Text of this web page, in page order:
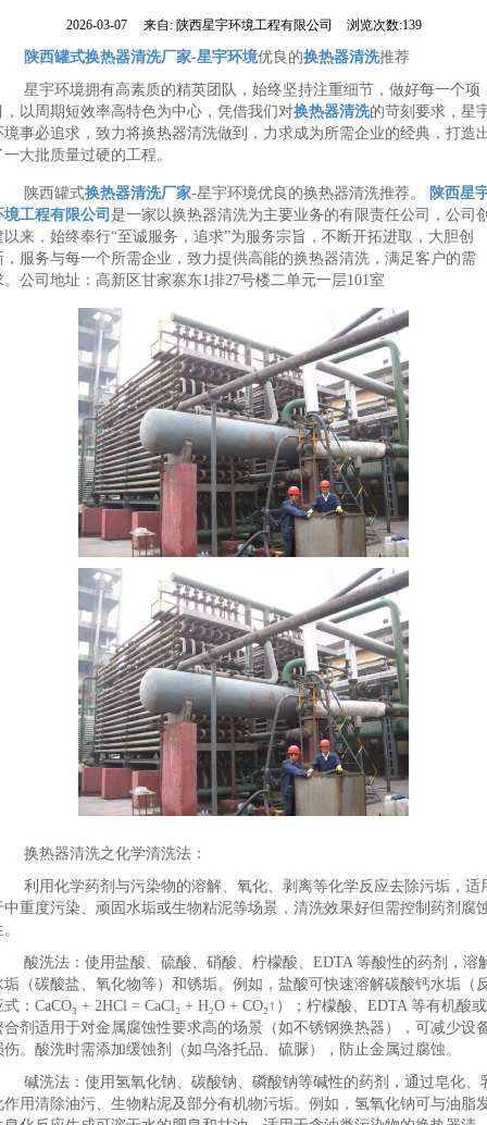
2026-03-07 来自: 陕西星宇环境工程有限公司 浏览次数:139
陕西罐式换热器清洗厂家-星宇环境优良的换热器清洗推荐
星宇环境拥有高素质的精英团队，始终坚持注重细节，做好每一个项
，以周期短效率高特色为中心，凭借我们对换热器清洗的苛刻要求，星
境事必追求，致力将换热器清洗做到，力求成为所需企业的经典，打造
一大批质量过硬的工程。
陕西罐式换热器清洗厂家-星宇环境优良的换热器清洗推荐。
陕西星
境工程有限公司 是一家以换热器清洗为主要业务的有限责任公司，公司
以来，始终奉行“至诚服务，追求”为服务宗旨，不断开拓进取，大胆创
，服务与每一个所需企业，致力提供高能的换热器清洗，满足客户的需
。公司地址：高新区甘家寨东1排27号楼二单元一层101室
换热器清洗之化学清洗法：
利用化学药剂与污染物的溶解、氧化、剥离等化学反应去除污垢，适
中重度污染、顽固水垢或生物粘泥等场景，清洗效果好但需控制药剂腐
酸洗法：使用盐酸、硫酸、硝酸、柠檬酸、EDTA 等酸性的药剂，溶
垢（碳酸盐、氧化物等）和锈垢。例如，盐酸可快速溶解碳酸钙水垢（
式：CaCO₃ + 2HCl = CaCl₂ + H₂O + CO₂↑）；柠檬酸、EDTA 等有机酸或
合剂适用于对金属腐蚀性要求高的场景（如不锈钢换热器），可减少设
伤。酸洗时需添加缓蚀剂（如乌洛托品、硫脲），防止金属过腐蚀。
碱洗法：使用氢氧化钠、碳酸钠、磷酸钠等碱性的药剂，通过皂化、
作用清除油污、生物粘泥及部分有机物污垢。例如，氢氧化钠可与油脂